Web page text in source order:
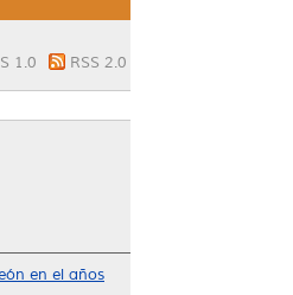
1.0 RSS 2.0
en el años